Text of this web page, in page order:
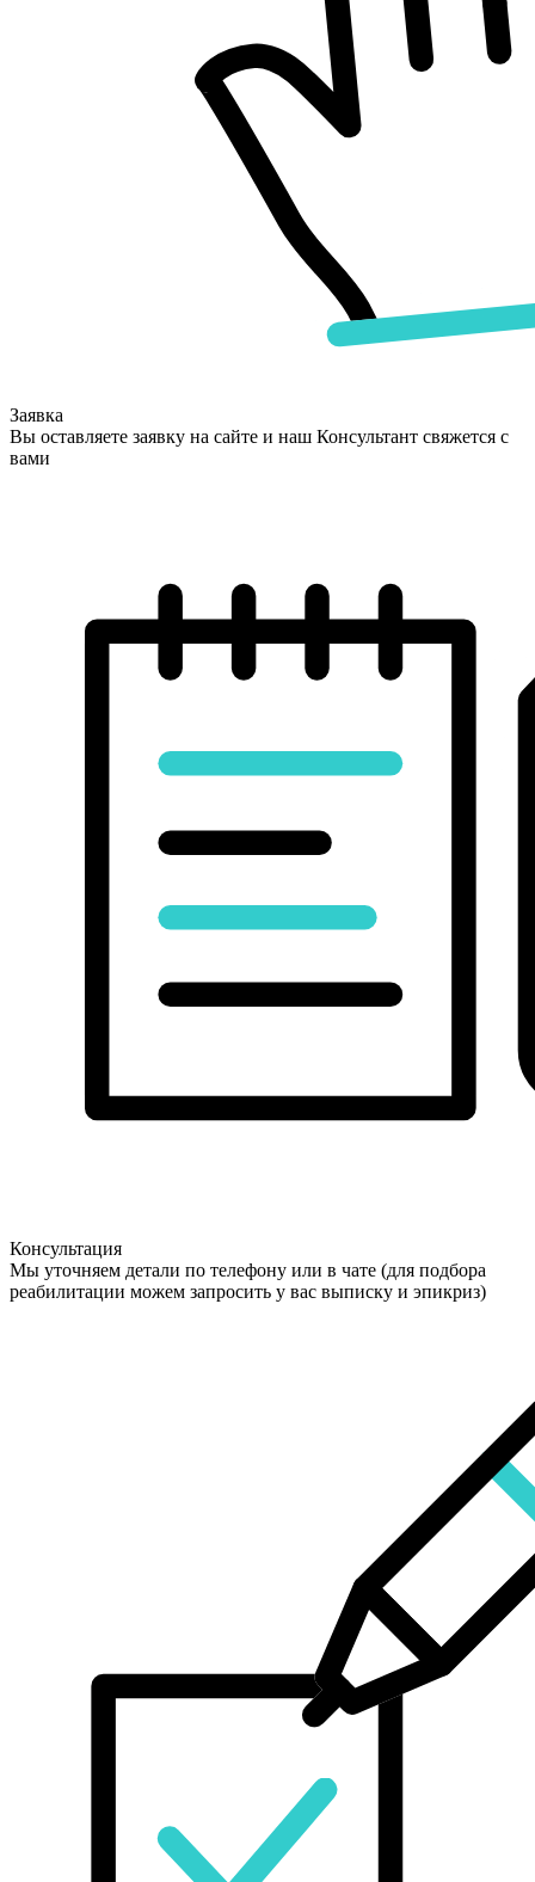
Заявка
Вы оставляете заявку на сайте и наш Консультант свяжется с
вами
Консультация
Мы уточняем детали по телефону или в чате (для подбора
реабилитации можем запросить у вас выписку и эпикриз)